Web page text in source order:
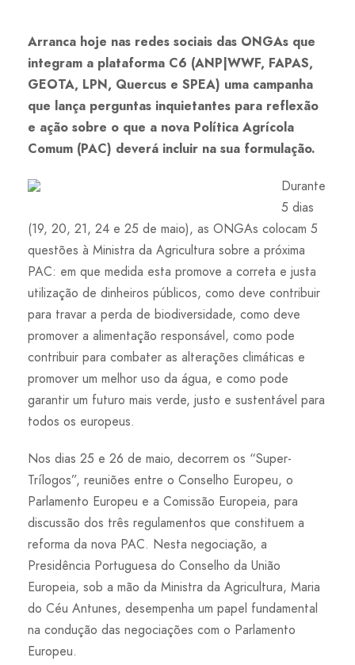
Arranca hoje nas redes sociais das ONGAs que
integram a plataforma C6 (ANP|WWF, FAPAS,
GEOTA, LPN, Quercus e SPEA) uma campanha
que lança perguntas inquietantes para reflexão
e ação sobre o que a nova Política Agrícola
Comum (PAC) deverá incluir na sua formulação.
Durante
5 dias
(19, 20, 21, 24 e 25 de maio), as ONGAs colocam 5
questões à Ministra da Agricultura sobre a próxima
PAC: em que medida esta promove a correta e justa
utilização de dinheiros públicos, como deve contribuir
para travar a perda de biodiversidade, como deve
promover a alimentação responsável, como pode
contribuir para combater as alterações climáticas e
promover um melhor uso da água, e como pode
garantir um futuro mais verde, justo e sustentável para
todos os europeus.
Nos dias 25 e 26 de maio, decorrem os “Super-
Trílogos”, reuniões entre o Conselho Europeu, o
Parlamento Europeu e a Comissão Europeia, para
discussão dos três regulamentos que constituem a
reforma da nova PAC. Nesta negociação, a
Presidência Portuguesa do Conselho da União
Europeia, sob a mão da Ministra da Agricultura, Maria
do Céu Antunes, desempenha um papel fundamental
na condução das negociações com o Parlamento
Europeu.